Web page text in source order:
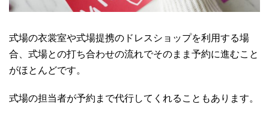
式場の衣裳室や式場提携のドレスショップを利用する場
合、式場との打ち合わせの流れでそのまま予約に進むこと
がほとんどです。
式場の担当者が予約まで代行してくれることもあります。